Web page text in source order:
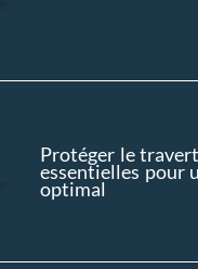
Protéger le
essentielles pour
optimal